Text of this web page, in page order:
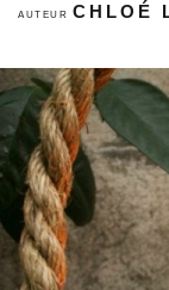
AUTEURCHLOÉ